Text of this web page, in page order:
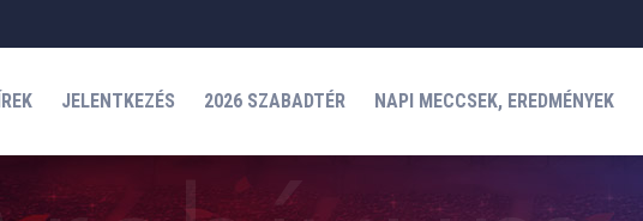
JELENTKEZÉS 2026 SZABADTÉR NAPI MECCSEK, EREDMÉNYEK